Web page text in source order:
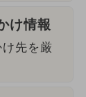
け情報
先を厳